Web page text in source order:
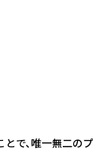
で、唯一無二の